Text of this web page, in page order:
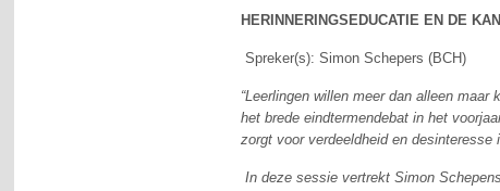
HERINNERINGSEDUCATIE EN DE
Spreker(s): Simon Schepers (BCH)
“Leerlingen willen meer dan alleen
het brede eindtermendebat in het
zorgt voor verdeeldheid en desinteresse
In deze sessie vertrekt Simon